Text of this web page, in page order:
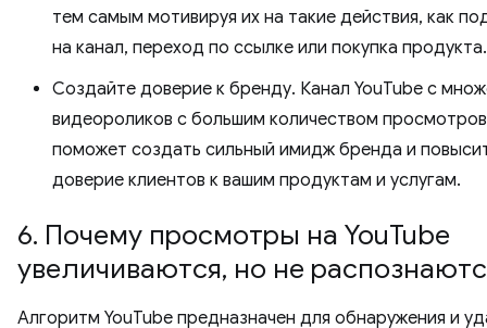
тем самым мотивируя их на такие действия, как
на канал, переход по ссылке или покупка продукта.
Создайте доверие к бренду. Канал YouTube с
видеороликов с большим количеством просмотров
поможет создать сильный имидж бренда и
доверие клиентов к вашим продуктам и услугам.
6. Почему просмотры на YouTube
увеличиваются, но не
Алгоритм YouTube предназначен для обнаружения и